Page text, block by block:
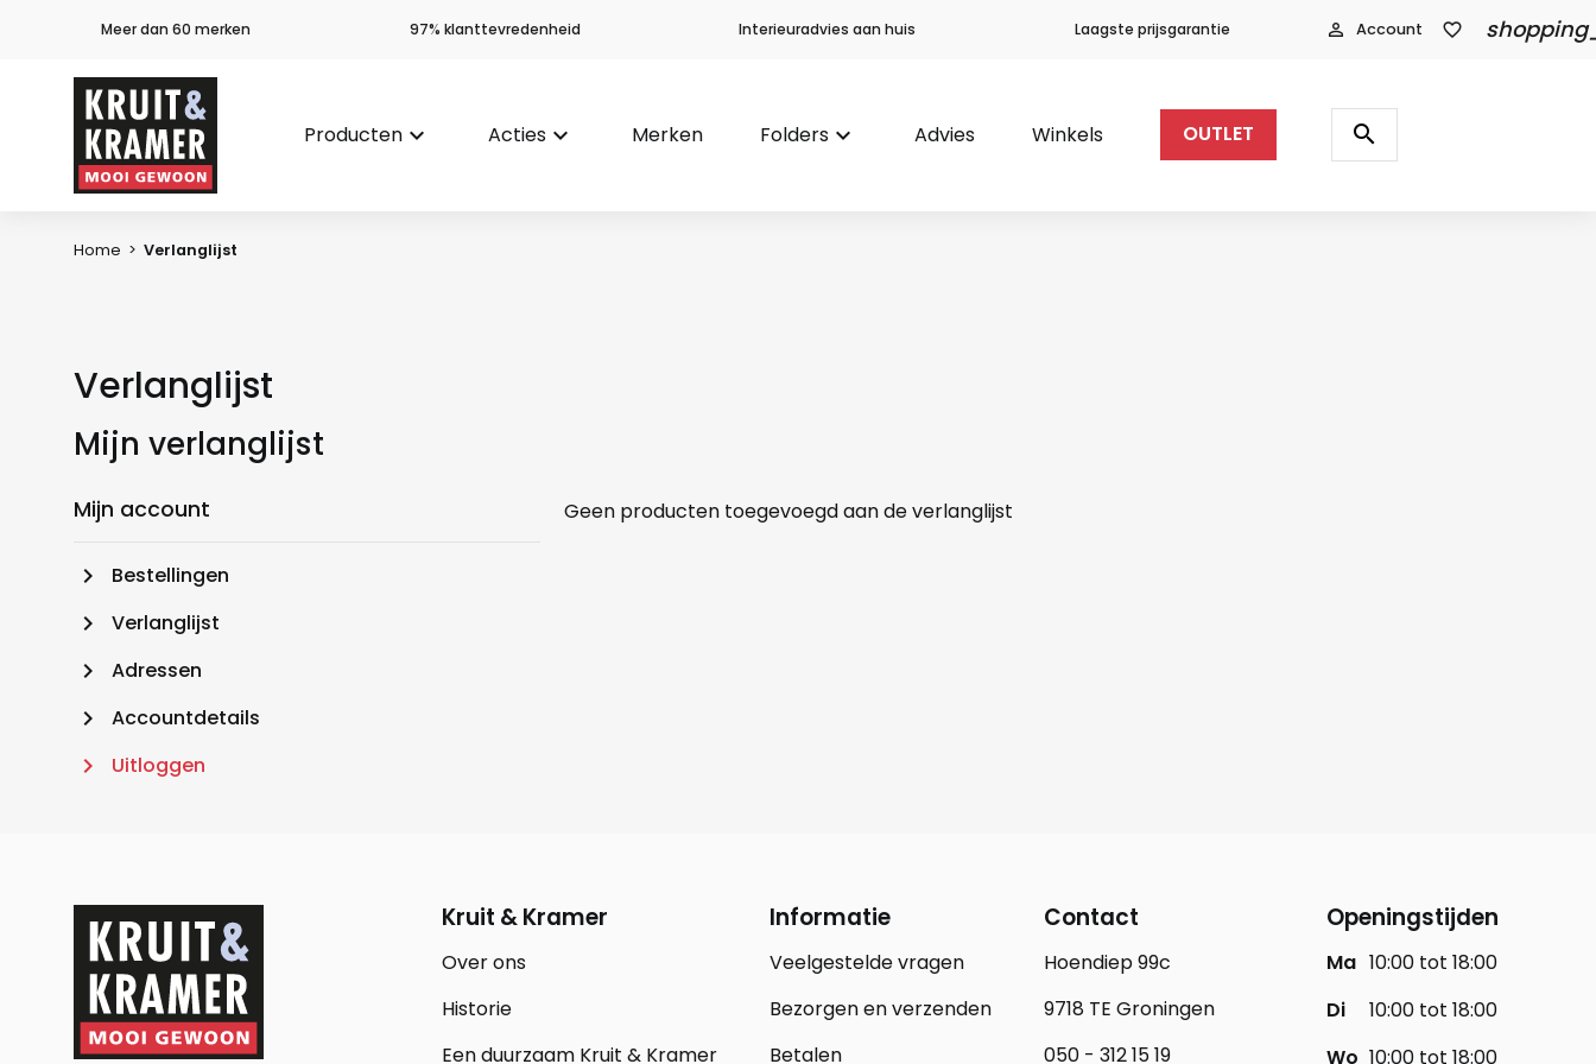
Meer dan 60 merken 97% klanttevredenheid Interieuradvies aan huis Laagste prijsgarantie person_outline Account favorite_border
Producten keyboard_arrow_down Acties keyboard_arrow_down Merken Folders keyboard_arrow_down Advies Winkels OUTLET
Producten
zoeken
search
Home > Verlanglijst
Verlanglijst
Mijn verlanglijst
Mijn account
keyboard_arrow_right Bestellingen
keyboard_arrow_right Verlanglijst
keyboard_arrow_right Adressen
keyboard_arrow_right Accountdetails
keyboard_arrow_right Uitloggen
Geen producten toegevoegd aan de verlanglijst
Kruit & Kramer
Over ons
Historie
Een duurzaam Kruit & Kramer
Informatie
Veelgestelde vragen
Bezorgen en verzenden
Betalen
Contact
Hoendiep 99c
9718 TE Groningen
050 - 312 15 19
Openingstijden
Ma 10:00 tot 18:00
Di
10:00 tot 18:00
Wo 10:00 tot 18:00